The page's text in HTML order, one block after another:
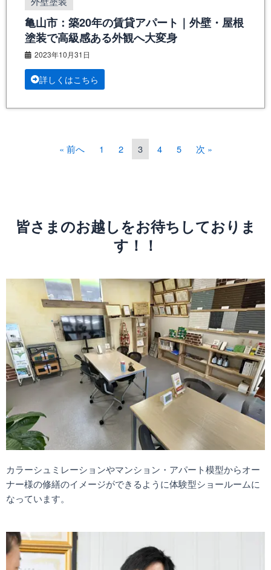
亀山市：築20年の賃貸アパート｜外壁・屋根
塗装で高級感ある外観へ大変身
2023年10月31日
詳しくはこちら
« 前へ 1 2 3 4 5 次 »
皆さまのお越しをお待ちしておりま
す！！
カラーシュミレーションやマンション・アパート模型からオー
ナー様の修繕のイメージができるように体験型ショールームに
なっています。